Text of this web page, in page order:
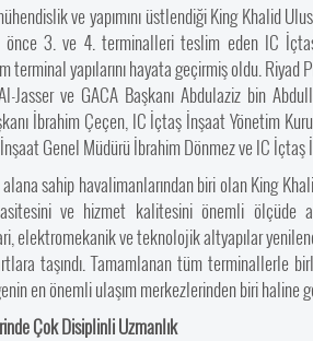
ve yapımını üstlendiği King Khalid
önce 3. ve 4. terminalleri teslim eden IC
terminal yapılarını hayata geçirmiş oldu.
Jasser ve GACA Başkanı Abdulaziz bin
İbrahim Çeçen, IC İçtaş İnşaat Yönetim
Genel Müdürü İbrahim Dönmez ve IC İçtaş
sahip havalimanlarından biri olan King
ve hizmet kalitesini önemli ölçüde
elektromekanik ve teknolojik altyapılar
taşındı. Tamamlanan tüm terminallerle
en önemli ulaşım merkezlerinden biri haline
Çok Disiplinli Uzmanlık